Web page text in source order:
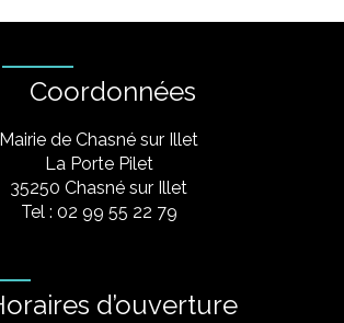
Coordonnées
Mairie de Chasné sur Illet
La Porte Pilet
35250 Chasné sur Illet
Tel : 02 99 55 22 79
d’ouverture